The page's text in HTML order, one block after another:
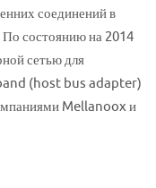
соединений в
состоянию на 2014
сетью для
(host bus adapter)
Mellanoox и